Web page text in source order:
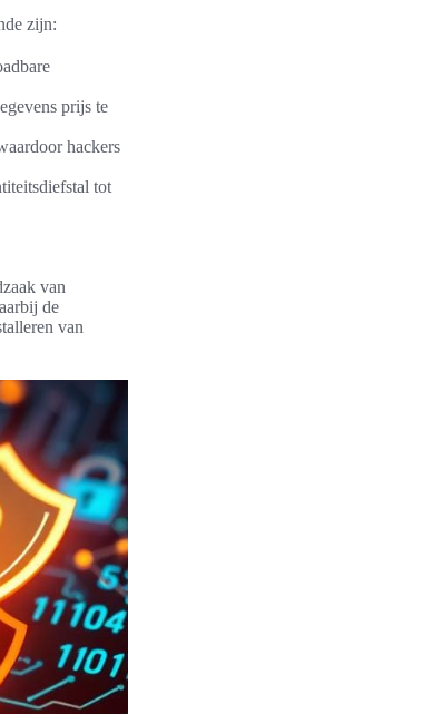
zijn:
prijs te
hackers
tot
van
de
van